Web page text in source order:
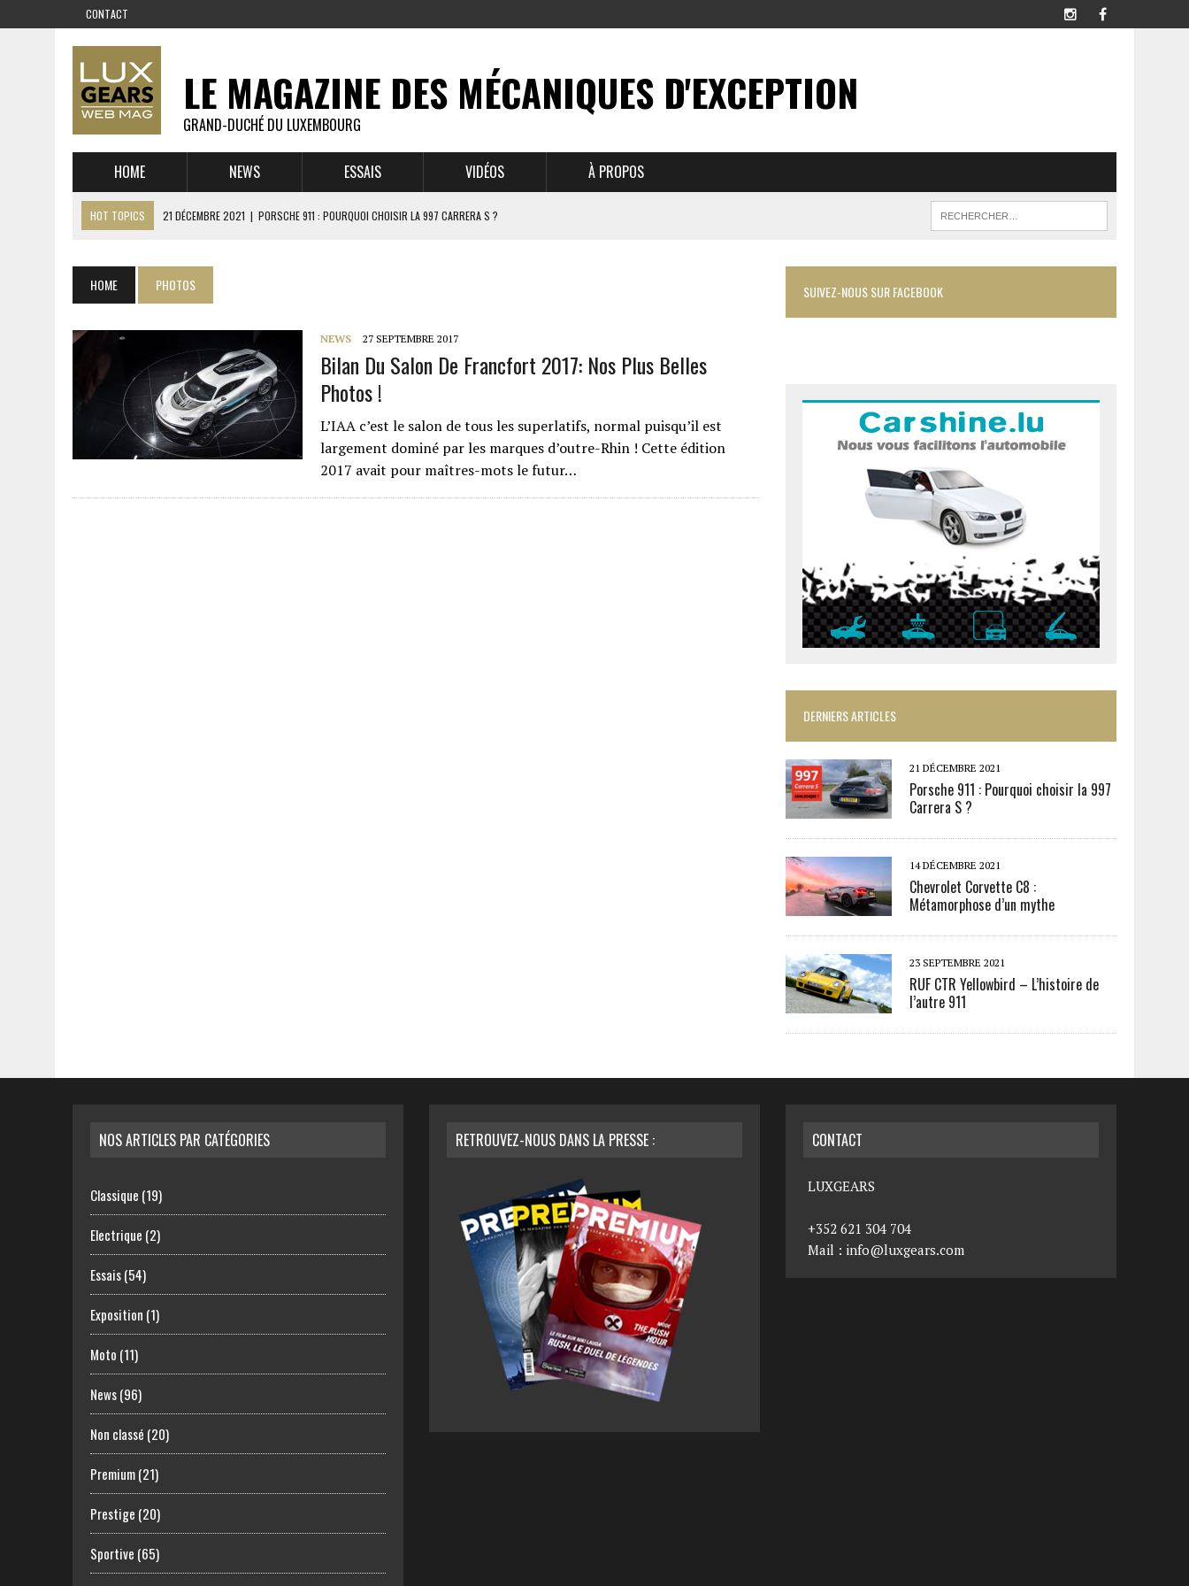
CONTACT
LE MAGAZINE DES MÉCANIQUES D'EXCEPTION
GRAND-DUCHÉ DU LUXEMBOURG
HOME NEWS ESSAIS VIDÉOS À PROPOS
HOT TOPICS 21 DÉCEMBRE 2021 | PORSCHE 911 : POURQUOI CHOISIR LA 997 CARRERA S ?
1 JUIN 2021 | GROUPE 3 : ALPINE A110 1600 S VS PORSCHE 911 2,7 RS
6 AVRIL 2021 | DE L’HUILE SUR LA PISTE – ART CARS
22 OCTOBRE 2020
EXPO MAZDA 100 ANS – AUTOWORLD MUSEUM BRUSSELS
HOME PHOTOS
NEWS 27 SEPTEMBRE 2017
Bilan Du Salon De Francfort 2017: Nos Plus Belles
Photos !
L’IAA c’est le salon de tous les superlatifs, normal puisqu’il est
largement dominé par les marques d’outre-Rhin ! Cette édition
2017 avait pour maîtres-mots le futur…
SUIVEZ-NOUS SUR FACEBOOK
DERNIERS ARTICLES
21 DÉCEMBRE 2021
Porsche 911 : Pourquoi choisir la 997
Carrera S ?
14 DÉCEMBRE 2021
Chevrolet Corvette C8 :
Métamorphose d’un mythe
23 SEPTEMBRE 2021
RUF CTR Yellowbird – L’histoire de
l’autre 911
NOS ARTICLES PAR CATÉGORIES
Classique (19)
Electrique (2)
Essais(54)
Exposition (1)
Moto (11)
News(96)
Non classé (20)
Premium(21)
Prestige (20)
Sportive (65)
RETROUVEZ-NOUS DANS LA PRESSE : CONTACT
LUXGEARS
+352 621 304 704
Mail : info@luxgears.com